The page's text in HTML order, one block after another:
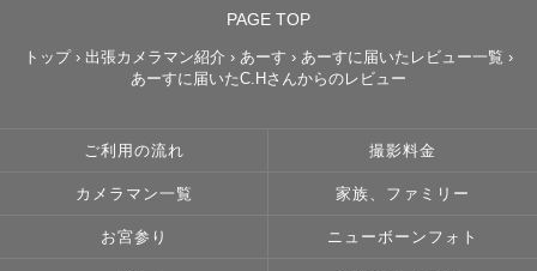
できる限りのことは全て全力で行わせていただきます！
ち合わせを行うことも可能です。
【アピールポイント】
・とにかく人とお話しすることが大好きで、どの年代の方
PAGE TOP
トップ › 出張カメラマン紹介 › あーす › あーすに届いたレビュー一覧 ›
あーすに届いたC.Hさんからのレビュー
ご利用の流れ 撮影料金
カメラマン一覧 家族、ファミリー
お宮参り ニューボーンフォト